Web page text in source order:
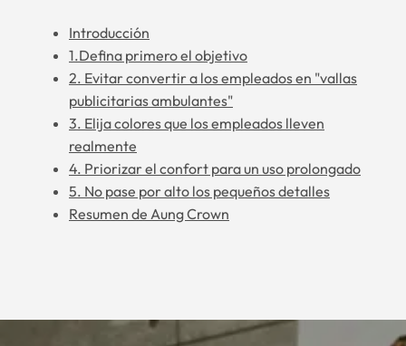
Introducción
1.Defina primero el objetivo
2. Evitar convertir a los empleados en "vallas
publicitarias ambulantes"
3. Elija colores que los empleados lleven
realmente
4. Priorizar el confort para un uso prolongado
5. No pase por alto los pequeños detalles
Resumen de Aung Crown